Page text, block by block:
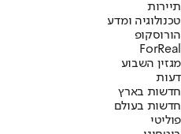
תיירות
טכנולוגיה ומדע
הורוסקופ
ForReal
מגזין השבוע
דעות
חדשות בארץ
חדשות בעולם
פוליטי